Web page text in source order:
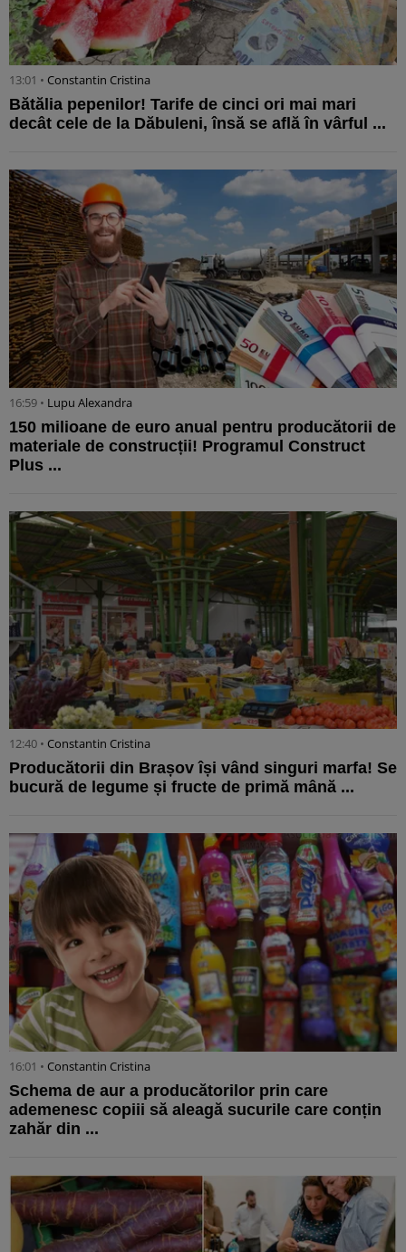
13:01 • Constantin Cristina
Bătălia pepenilor! Tarife de cinci ori mai mari
decât cele de la Dăbuleni, însă se află în vârful ...
16:59 • Lupu Alexandra
150 milioane de euro anual pentru producătorii de
materiale de construcții! Programul Construct
Plus ...
12:40 • Constantin Cristina
Producătorii din Brașov își vând singuri marfa! Se
bucură de legume și fructe de primă mână ...
16:01 • Constantin Cristina
Schema de aur a producătorilor prin care
ademenesc copiii să aleagă sucurile care conțin
zahăr din ...